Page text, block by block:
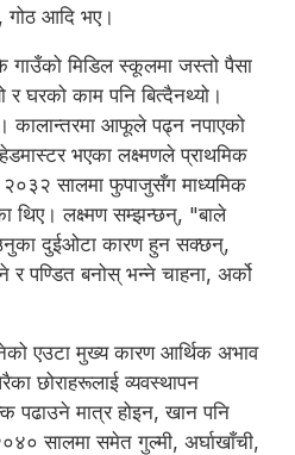
गोठ आदि भए।
गाउँको मिडिल स्कूलमा जस्तो पैसा
र घरको काम पनि बित्दैनथ्यो।
कालान्तरमा आफूले पढ्न नपाएको
भएका लक्ष्मणले प्राथमिक
२०३२ सालमा फुपाजुसँग माध्यमिक
थिए। लक्ष्मण सम्झन्छन्, "बाले
दुईओटा कारण हुन सक्छन्,
र पण्डित बनोस् भन्ने चाहना, अर्को
एउटा मुख्य कारण आर्थिक अभाव
छोराहरूलाई व्यवस्थापन
पढाउने मात्र होइन, खान पनि
सालमा समेत गुल्मी, अर्घाखाँची,